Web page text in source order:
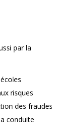
par la
risques
des fraudes
conduite